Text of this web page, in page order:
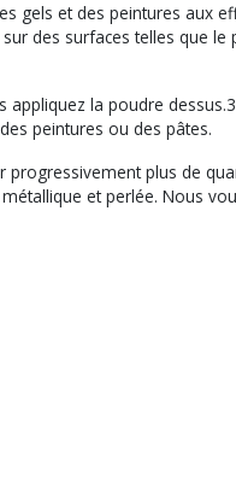
gels et des peintures aux
des surfaces telles que le
la poudre
peintures ou des pâtes.
plus de
et perlée. Nous